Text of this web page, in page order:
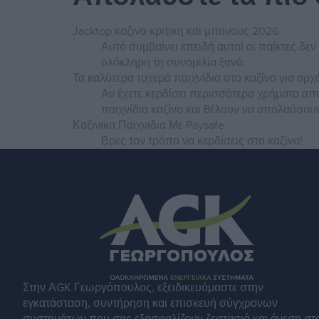
Jacktop καζινο κριτικη και μπονους 2026
Αυτό συμβαίνει επειδή αυτοί οι παίκτες
ολόκληρη τη συνομιλία ξανά.
Τα καλύτερα τυχερά παιχνίδια στο καζίνο για
Αν έχετε κερδίσει περισσότερα χρήματα
παιχνίδια καζίνο και θέλουν να
Καζινικα Παιχνιδια Με Paysafe
Βρες τον τρόπο να κερδίσεις στο καζίνο!
Στην ΑGK Γεωργόπουλος, εξειδικευόμαστε στην
εγκατάσταση, συντήρηση και επισκευή σύγχρονων